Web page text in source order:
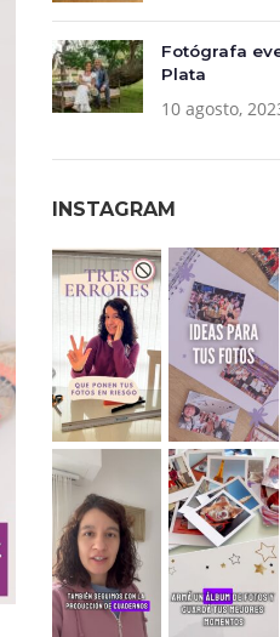
Fotógrafa
Plata
10 agosto,
INSTAGRAM